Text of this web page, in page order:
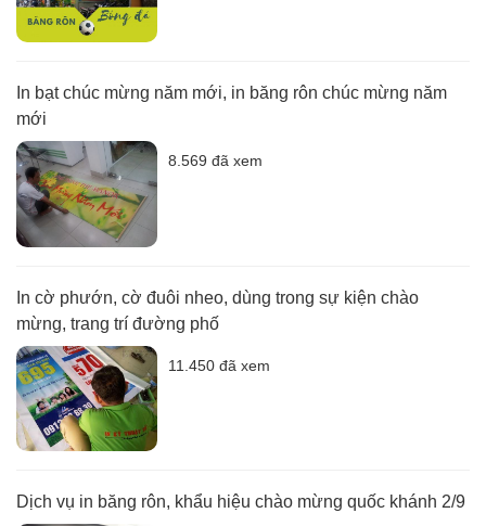
In bạt chúc mừng năm mới, in băng rôn chúc mừng năm
mới
8.569 đã xem
In cờ phướn, cờ đuôi nheo, dùng trong sự kiện chào
mừng, trang trí đường phố
11.450 đã xem
Dịch vụ in băng rôn, khẩu hiệu chào mừng quốc khánh 2/9